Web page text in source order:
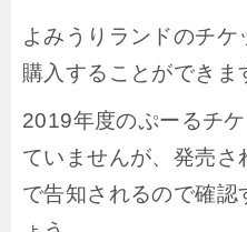
よみうりランドのチケ
購入することができま
2019年度のぷーるチ
ていませんが、発売
で告知されるので確認